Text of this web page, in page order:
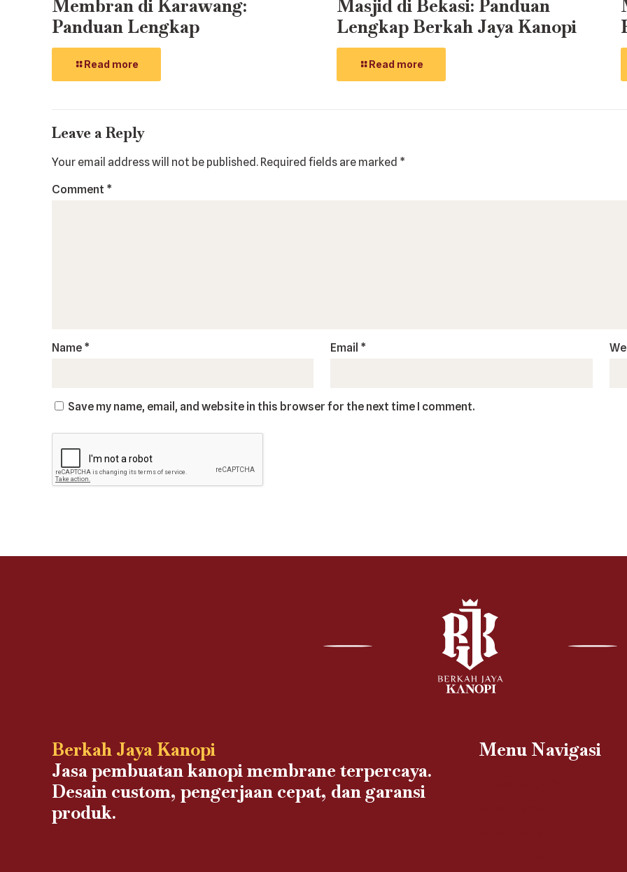
Membran di Karawang:
Panduan Lengkap
Read more
Masjid di Bekasi: Panduan
Lengkap Berkah Jaya Kanopi
Read more
Leave a Reply
Your email address will not be published. Required fields are marked *
Comment *
Name * Email *
Save my name, email, and website in this browser for the next time I comment.
Berkah Jaya Kanopi
Jasa pembuatan kanopi membrane terpercaya.
Desain custom, pengerjaan cepat, dan garansi
produk.
Menu Navigasi